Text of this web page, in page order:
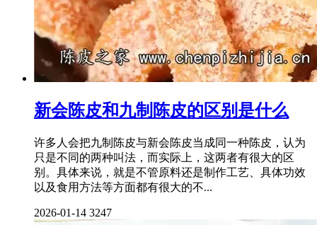
新会陈皮和九制陈皮的区别是什么
许多人会把九制陈皮与新会陈皮当成同一种陈皮，认为
只是不同的两种叫法，而实际上，这两者有很大的区
别。具体来说，就是不管原料还是制作工艺、具体功效
以及食用方法等方面都有很大的不...
2026-01-14 3247